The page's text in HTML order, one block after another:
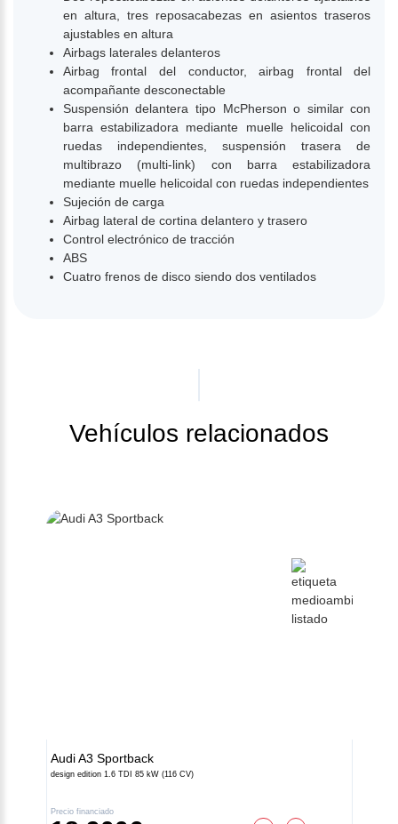
en altura, tres reposacabezas en asientos traseros
ajustables en altura
Airbags laterales delanteros
Airbag frontal del conductor, airbag frontal del
acompañante desconectable
Suspensión delantera tipo McPherson o similar con
barra estabilizadora mediante muelle helicoidal con
ruedas independientes, suspensión trasera de
multibrazo (multi-link) con barra estabilizadora
mediante muelle helicoidal con ruedas independientes
Sujeción de carga
Airbag lateral de cortina delantero y trasero
Control electrónico de tracción
ABS
Cuatro frenos de disco siendo dos ventilados
Vehículos relacionados
AudiA3 Sportback
design edition 1.6 TDI 85 kW (116 CV)
Precio financiado